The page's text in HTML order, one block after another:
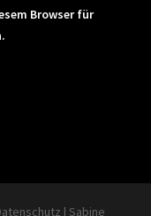
Browser für
| Sabine